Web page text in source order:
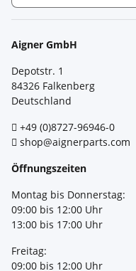
Aigner GmbH
Depotstr. 1
84326 Falkenberg
Deutschland
+49 (0)8727-96946-0
shop@aignerparts.com
Öffnungszeiten
Montag bis Donnerstag:
09:00 bis 12:00 Uhr
13:00 bis 17:00 Uhr
Freitag:
09:00 bis 12:00 Uhr